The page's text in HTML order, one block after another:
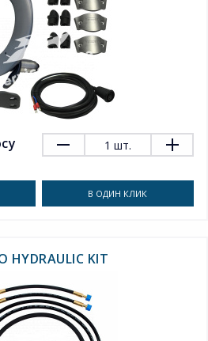
1 шт.
В ОДИН КЛИК
HYDRAULIC KIT